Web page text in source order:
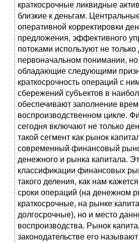
краткосрочные ликвидные
близкие к деньгам.
оперативной корректировки
предложения, эффективного
потоками используют не только
первоначальном понимании, но
обладающие следующими
краткосрочность операций с
сбережений субъектов в
обеспечивают заполнение
воспроизводственном цикле.
сегодня включают не только
такой сегмент как рынок
современный финансовый
денежного и рынка капитала.
классификации финансовых
такого деления, как нам
сроки операций (на денежном
краткосрочные, на рынке
долгосрочные), но и место
воспроизводства. Рынок
законодательстве его